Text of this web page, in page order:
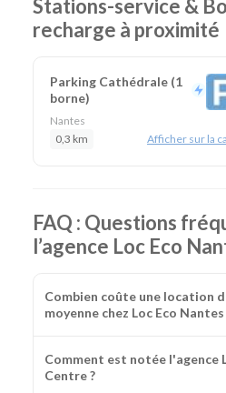
Stations-service &
recharge à proximité
Parking Cathédrale (1
borne)
Nantes
0,3 km
Afficher sur la
FAQ : Questions
l’agence Loc Eco
Combien coûte une location
moyenne chez Loc Eco
Comment est notée l'agence
Centre ?